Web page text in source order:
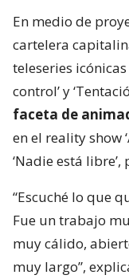
En medio de
cartelera
teleseries icónicas
control’ y
faceta de
en el reality show
‘Nadie está
“Escuché lo que
Fue un trabajo
muy cálido,
muy largo”,